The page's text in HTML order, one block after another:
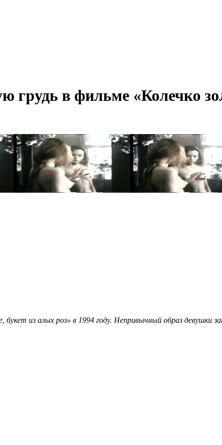
грудь в фильме «Колечко
букет из алых роз» в 1994 году. Непривычный образ